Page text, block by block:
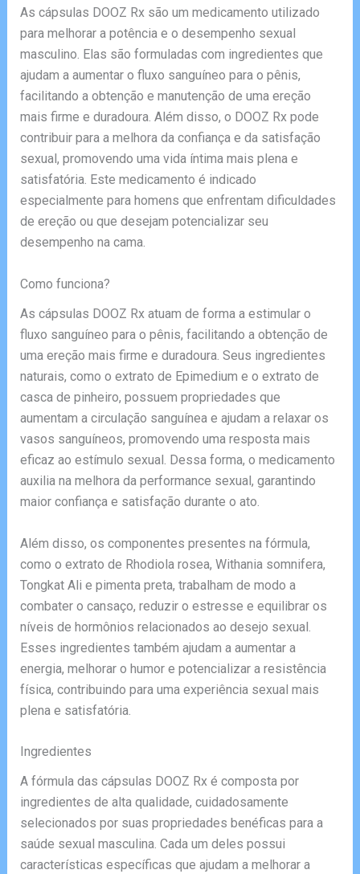
As cápsulas DOOZ Rx são um medicamento utilizado
para melhorar a potência e o desempenho sexual
masculino. Elas são formuladas com ingredientes que
ajudam a aumentar o fluxo sanguíneo para o pênis,
facilitando a obtenção e manutenção de uma ereção
mais firme e duradoura. Além disso, o DOOZ Rx pode
contribuir para a melhora da confiança e da satisfação
sexual, promovendo uma vida íntima mais plena e
satisfatória. Este medicamento é indicado
especialmente para homens que enfrentam dificuldades
de ereção ou que desejam potencializar seu
desempenho na cama.
Como funciona?
As cápsulas DOOZ Rx atuam de forma a estimular o
fluxo sanguíneo para o pênis, facilitando a obtenção de
uma ereção mais firme e duradoura. Seus ingredientes
naturais, como o extrato de Epimedium e o extrato de
casca de pinheiro, possuem propriedades que
aumentam a circulação sanguínea e ajudam a relaxar os
vasos sanguíneos, promovendo uma resposta mais
eficaz ao estímulo sexual. Dessa forma, o medicamento
auxilia na melhora da performance sexual, garantindo
maior confiança e satisfação durante o ato.
Além disso, os componentes presentes na fórmula,
como o extrato de Rhodiola rosea, Withania somnifera,
Tongkat Ali e pimenta preta, trabalham de modo a
combater o cansaço, reduzir o estresse e equilibrar os
níveis de hormônios relacionados ao desejo sexual.
Esses ingredientes também ajudam a aumentar a
energia, melhorar o humor e potencializar a resistência
física, contribuindo para uma experiência sexual mais
plena e satisfatória.
Ingredientes
A fórmula das cápsulas DOOZ Rx é composta por
ingredientes de alta qualidade, cuidadosamente
selecionados por suas propriedades benéficas para a
saúde sexual masculina. Cada um deles possui
características específicas que ajudam a melhorar a